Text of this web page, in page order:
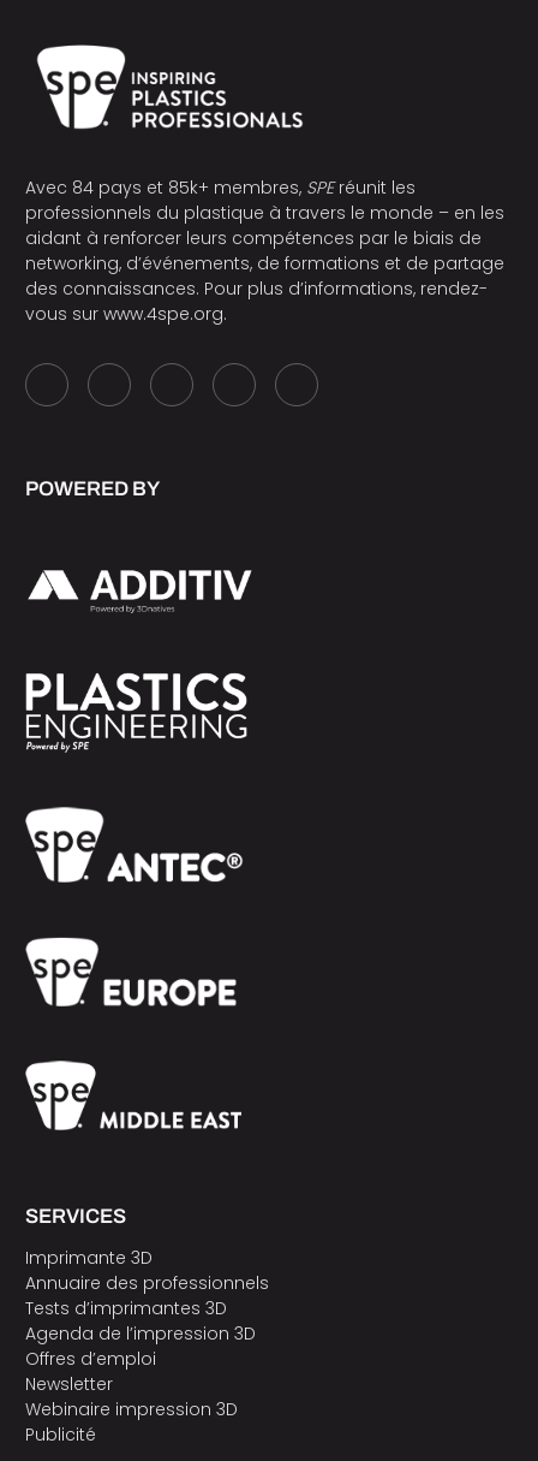
Avec 84 pays et 85k+ membres, SPEréunit les
professionnels du plastique à travers le monde – en les
aidant à renforcer leurs compétences par le biais de
networking, d’événements, de formations et de partage
des connaissances. Pour plus d’informations, rendez-
vous sur www.4spe.org.
POWERED BY
SERVICES
Imprimante 3D
Annuaire des professionnels
Tests d’imprimantes 3D
Agenda de l’impression 3D
Offres d’emploi
Newsletter
Webinaire impression 3D
Publicité